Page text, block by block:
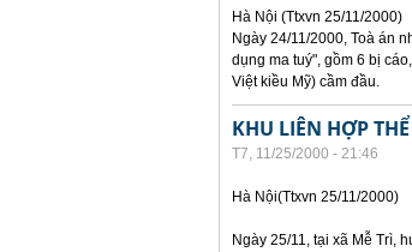
Hà Nội (Ttxvn 25/11/2000)
Ngày 24/11/2000, Toà án
dụng ma tuý", gồm 6 bị
Việt kiều Mỹ) cầm đầu.
KHU LIÊN HỢP
T7, 11/25/2000 - 21:46
Hà Nội(Ttxvn 25/11/2000)
Ngày 25/11, tại xã Mễ Trì,